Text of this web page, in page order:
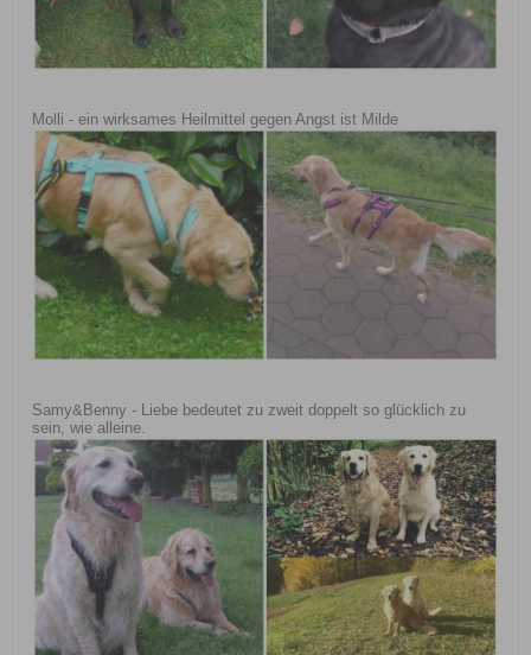
Molli - ein wirksames Heilmittel gegen Angst ist Milde
Samy&Benny - Liebe bedeutet zu zweit doppelt so glücklich zu
sein, wie alleine.